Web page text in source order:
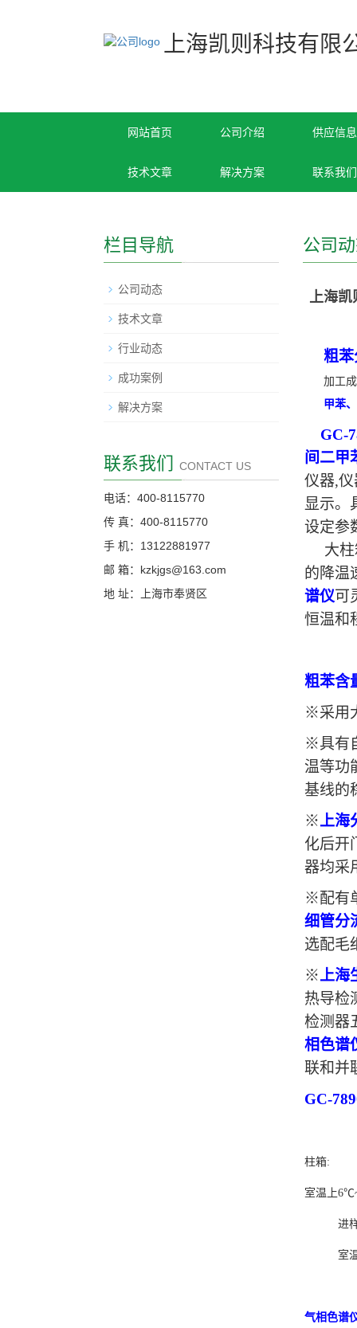
上海凯则科技有限
网站首页 公司介绍 供应信息
技术文章 解决方案 联系我们
公司
上海凯
粗
加工
甲苯
GC-
间二甲
仪器,
显示。
设定参
大
的降温
谱仪可
恒温和
粗苯含
※采用
※具有
温等功
基线的
※上海
化后开
器均采
※配有
细管分
选配毛
※上海
热导检
检测器
相色谱
联和并
GC-
柱箱:
室温上6
进
室
气相色谱
栏目导航
公司动态
技术文章
行业动态
成功案例
解决方案
联系我们 CONTACT US
电话：400-8115770
传 真：400-8115770
手 机：13122881977
邮 箱：kzkjgs@163.com
地 址：上海市奉贤区